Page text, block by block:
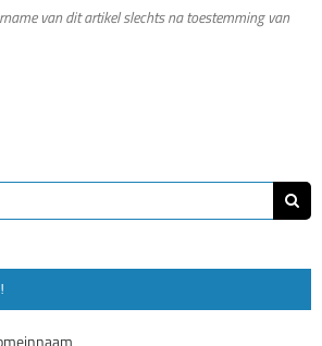
van dit artikel slechts na toestemming van